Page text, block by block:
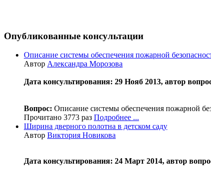
Опубликованные консультации
Описание системы обеспечения пожарной
Автор Александра Морозова
Дата консультирования: 29 Нояб 2013, автор
Вопрос: Описание системы обеспечения пожарной
Прочитано 3773 раз Подробнее ...
Ширина дверного полотна в детском саду
Автор Виктория Новикова
Дата консультирования: 24 Март 2014, автор